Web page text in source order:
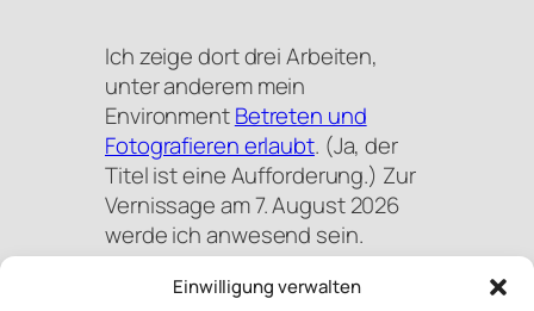
Einwilligung verwalten
Ich zeige dort drei Arbeiten,
unter anderem mein
EnvironmentBetreten und
Fotografieren erlaubt. (Ja, der
Titel ist eine Aufforderung.) Zur
Vernissage am 7. August 2026
werde ich anwesend sein.